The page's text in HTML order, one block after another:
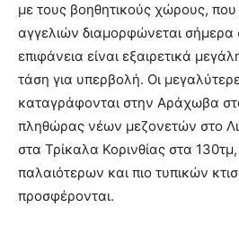
με τους βοηθητικούς χώρους, που
αγγελιών διαμορφώνεται σήμερα
επιφάνεια είναι εξαιρετικά
τάση για υπερβολή. Οι
καταγράφονται στην Αράχωβα
πληθώρας νέων μεζονετών στο
στα Τρίκαλα Κορινθίας στα
παλαιότερων και πιο τυπικών
προσφέρονται.